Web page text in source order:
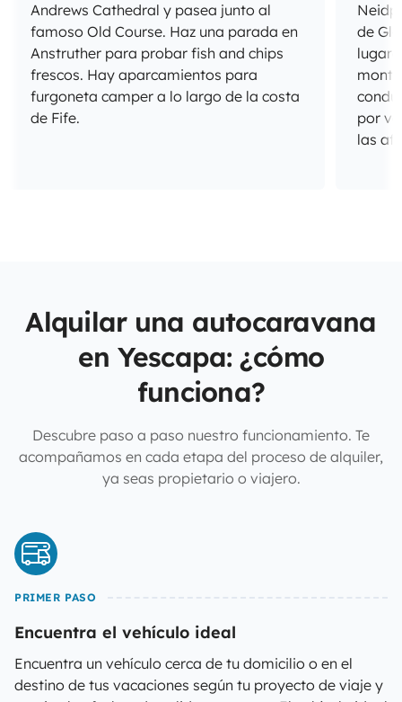
Andrews Cathedral y pasea junto al
famoso Old Course. Haz una parada en
Anstruther para probar fish and chips
frescos. Hay aparcamientos para
furgoneta camper a lo largo de la costa
de Fife.
de
por
las
Alquilar una autocaravana
en Yescapa: ¿cómo
funciona?
Descubre paso a paso nuestro funcionamiento. Te
acompañamos en cada etapa del proceso de alquiler,
ya seas propietario o viajero.
PRIMER PASO
Encuentra el vehículo ideal
Encuentra un vehículo cerca de tu domicilio o en el
destino de tus vacaciones según tu proyecto de viaje y